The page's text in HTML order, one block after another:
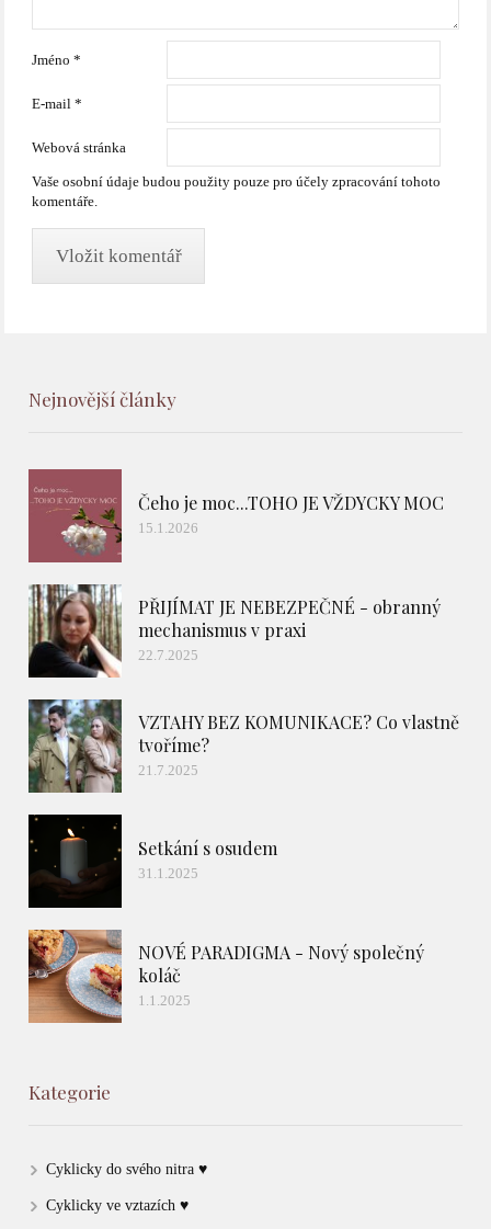
Jméno*
E-mail*
Webová stránka
Vaše osobní údaje budou použity pouze pro účely zpracování tohoto
komentáře.
Nejnovější články
Čeho je moc...TOHO JE VŽDYCKY MOC
15.1.2026
PŘIJÍMAT JE NEBEZPEČNÉ - obranný
mechanismus v praxi
22.7.2025
VZTAHY BEZ KOMUNIKACE? Co vlastně
tvoříme?
21.7.2025
Setkání s osudem
31.1.2025
NOVÉ PARADIGMA - Nový společný
koláč
1.1.2025
Kategorie
Cyklicky do svého nitra ♥
Cyklicky ve vztazích ♥